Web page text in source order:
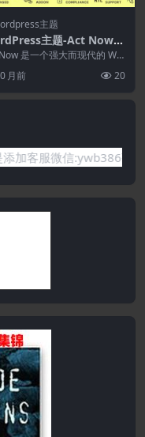
主题
主题-Act Now
社会活动与非政府组织
主题
是一个强大而现代的 Wo
主题，专为社会活动、非
月前 20
信:ywb386获取帮助！